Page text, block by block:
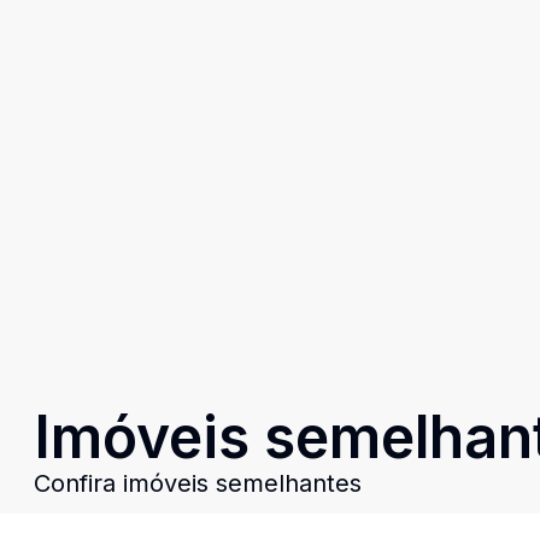
Imóveis
Confira imóveis semelhantes